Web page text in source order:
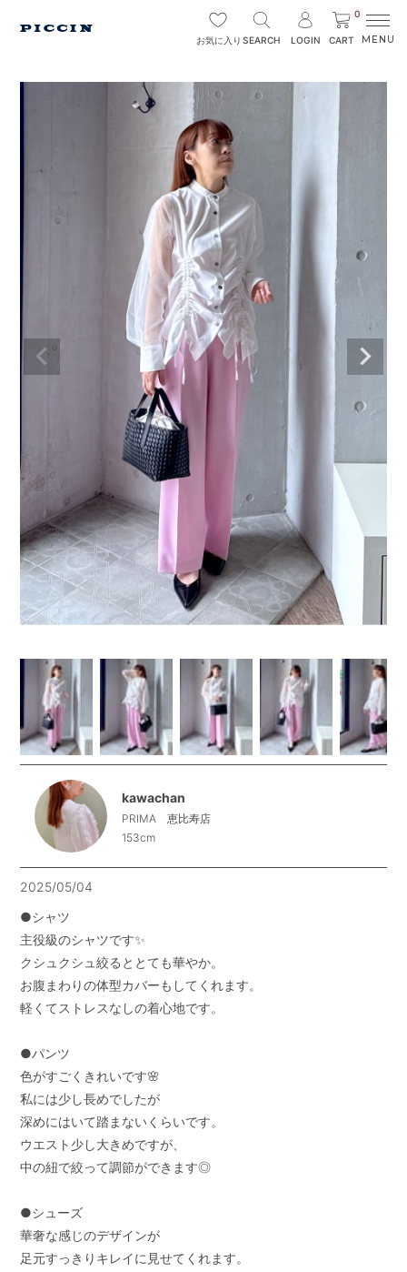
お気に入り SEARCH LOGIN
0
CART
kawachan
PRIMA 恵比寿店
153cm
2025/05/04
●シャツ
主役級のシャツです✨
クシュクシュ絞るととても華やか。
お腹まわりの体型カバーもしてくれます。
軽くてストレスなしの着心地です。
●パンツ
色がすごくきれいです🌸
私には少し長めでしたが
深めにはいて踏まないくらいです。
ウエスト少し大きめですが、
中の紐で絞って調節ができます◎
●シューズ
華奢な感じのデザインが
足元すっきりキレイに見せてくれます。